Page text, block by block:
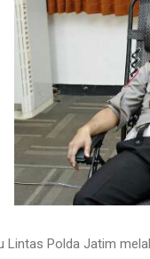
Lintas Polda Jatim